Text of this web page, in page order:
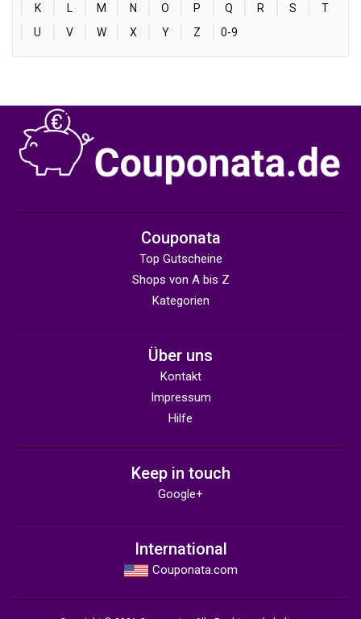
K
L M N O P Q R S
T
U
V W X Y Z 0-9
Couponata
Top Gutscheine
Shops von A bis Z
Kategorien
Über uns
Kontakt
Impressum
Hilfe
Keep in touch
Google+
International
Couponata.com